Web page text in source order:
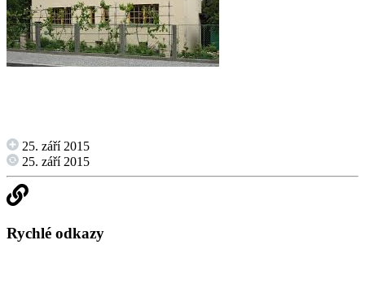
25. září 2015
25. září 2015
Rychlé odkazy